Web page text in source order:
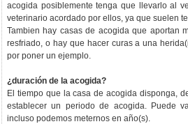
acogida posiblemente tenga que llevarlo al
veterinario acordado por ellos, ya que suelen
Tambien hay casas de acogida que aportan
resfriado, o hay que hacer curas a una
por poner un ejemplo.
¿duración de la acogida?
El tiempo que la casa de acogida disponga,
establecer un periodo de acogida. Puede
incluso podemos meternos en año(s).